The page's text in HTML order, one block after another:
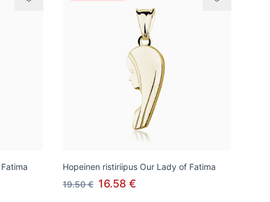
Hopeinen ristiriipus Our Lady of Fatima
19.50 € 16.58 €